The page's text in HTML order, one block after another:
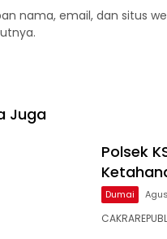
nama, email, dan situs
Juga
Polsek
Dumai